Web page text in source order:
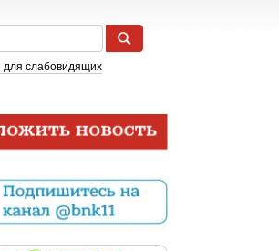
для слабовидящих